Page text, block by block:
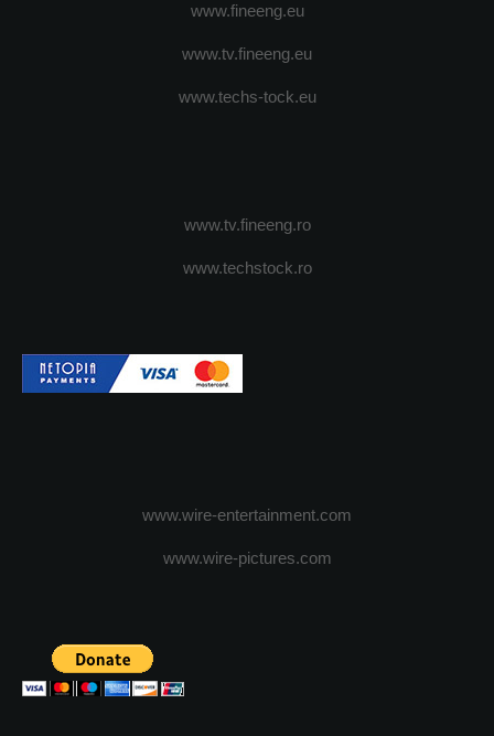
www.fineeng.eu
www.tv.fineeng.eu
www.techs-tock.eu
www.tv.fineeng.ro
www.techstock.ro
www.wire-entertainment.com
www.wire-pictures.com